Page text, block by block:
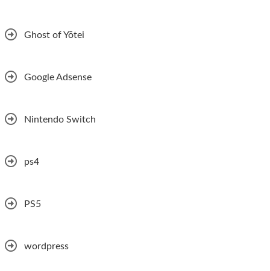
Ghost of Yōtei
Google Adsense
Nintendo Switch
ps4
PS5
wordpress